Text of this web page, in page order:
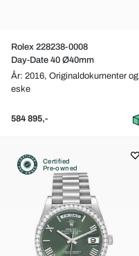
Rolex 228238-0008
Day-Date 40 Ø40mm
År: 2016, Originaldokumenter og
eske
584 895,-
Certified
Pre-owned